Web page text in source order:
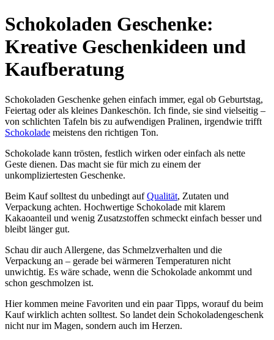
Schokoladen Geschenke:
Kreative Geschenkideen und
Kaufberatung
Schokoladen Geschenke gehen einfach immer, egal ob Geburtstag,
Feiertag oder als kleines Dankeschön. Ich finde, sie sind vielseitig –
von schlichten Tafeln bis zu aufwendigen Pralinen, irgendwie trifft
Schokolade meistens den richtigen Ton.
Schokolade kann trösten, festlich wirken oder einfach als nette
Geste dienen. Das macht sie für mich zu einem der
unkompliziertesten Geschenke.
Beim Kauf solltest du unbedingt aufQualität, Zutaten und
Verpackung achten. Hochwertige Schokolade mit klarem
Kakaoanteil und wenig Zusatzstoffen schmeckt einfach besser und
bleibt länger gut.
Schau dir auch Allergene, das Schmelzverhalten und die
Verpackung an – gerade bei wärmeren Temperaturen nicht
unwichtig. Es wäre schade, wenn die Schokolade ankommt und
schon geschmolzen ist.
Hier kommen meine Favoriten und ein paar Tipps, worauf du beim
Kauf wirklich achten solltest. So landet dein Schokoladengeschenk
nicht nur im Magen, sondern auch im Herzen.